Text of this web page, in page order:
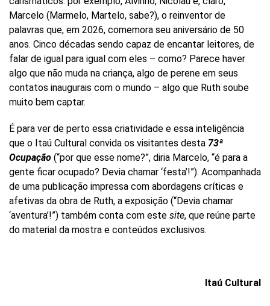
Marcelo (Marmelo, Martelo, sabe?), o reinventor de
palavras que, em 2026, comemora seu aniversário de 50
anos. Cinco décadas sendo capaz de encantar leitores, de
falar de igual para igual com eles – como? Parece haver
algo que não muda na criança, algo de perene em seus
contatos inaugurais com o mundo – algo que Ruth soube
muito bem captar.
É para ver de perto essa criatividade e essa inteligência
que o Itaú Cultural convida os visitantes desta 73ª
Ocupação (“por que esse nome?”, diria Marcelo, “é para a
gente ficar ocupado? Devia chamar ‘festa’!”). Acompanhada
de uma publicação impressa com abordagens críticas e
afetivas da obra de Ruth, a exposição (“Devia chamar
‘aventura’!”) também conta com este site, que reúne parte
do material da mostra e conteúdos exclusivos.
Itaú Cultural